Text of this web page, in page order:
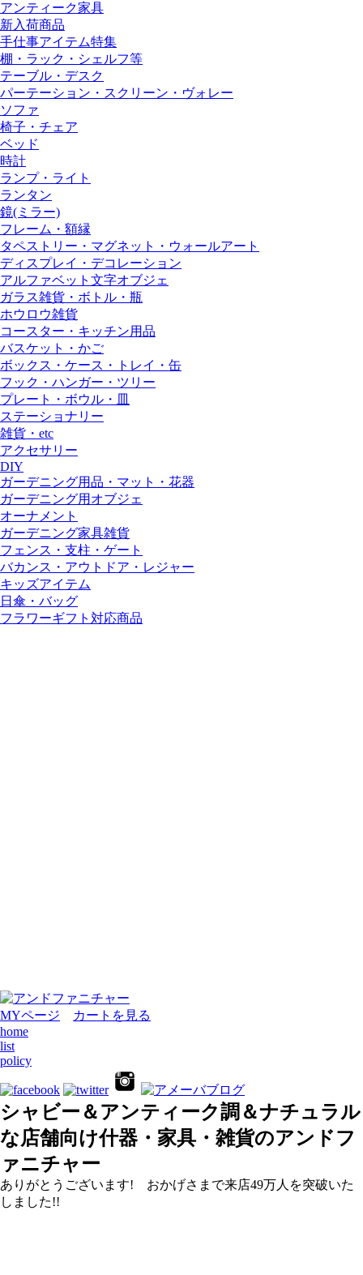
アンティーク家具
新入荷商品
手仕事アイテム特集
棚・ラック・シェルフ等
テーブル・デスク
パーテーション・スクリーン・ヴォレー
ソファ
椅子・チェア
ベッド
時計
ランプ・ライト
ランタン
鏡(ミラー)
フレーム・額縁
タペストリー・マグネット・ウォールアート
ディスプレイ・デコレーション
アルファベット文字オブジェ
ガラス雑貨・ボトル・瓶
ホウロウ雑貨
コースター・キッチン用品
バスケット・かご
ボックス・ケース・トレイ・缶
フック・ハンガー・ツリー
プレート・ボウル・皿
ステーショナリー
雑貨・etc
アクセサリー
DIY
ガーデニング用品・マット・花器
ガーデニング用オブジェ
オーナメント
ガーデニング家具雑貨
フェンス・支柱・ゲート
バカンス・アウトドア・レジャー
キッズアイテム
日傘・バッグ
フラワーギフト対応商品
MYページ
カートを見る
home
list
policy
シャビー＆アンティーク調＆ナチュラル
な店舗向け什器・家具・雑貨のアンドフ
ァニチャー
ありがとうございます! おかげさまで来店49万人を突破いた
しました!!